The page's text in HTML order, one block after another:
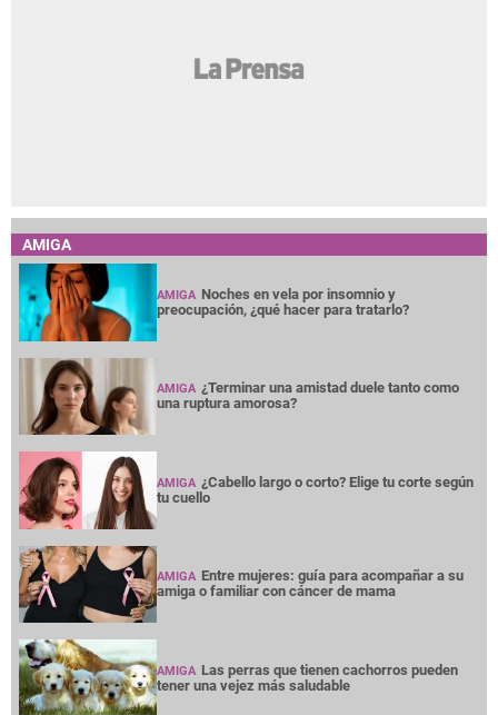
AMIGA
AMIGA Noches en vela por insomnio y
preocupación, ¿qué hacer para tratarlo?
AMIGA ¿Terminar una amistad duele tanto como
una ruptura amorosa?
AMIGA ¿Cabello largo o corto? Elige tu corte según
tu cuello
AMIGA Entre mujeres: guía para acompañar a su
amiga o familiar con cáncer de mama
AMIGA Las perras que tienen cachorros pueden
tener una vejez más saludable